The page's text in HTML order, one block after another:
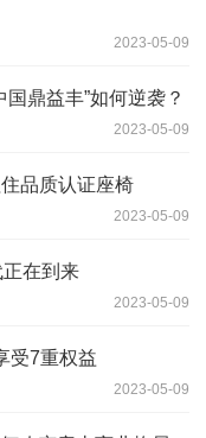
2023-05-09
鼎益丰”如何逆袭？
2023-05-09
品质认证座椅
2023-05-09
在到来
2023-05-09
受7重权益
2023-05-09